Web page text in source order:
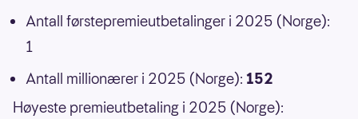
Antall førstepremieutbetalinger i 2025 (Norge):
1
Antall millionærer i 2025 (Norge): 152
Høyeste premieutbetaling i 2025 (Norge):